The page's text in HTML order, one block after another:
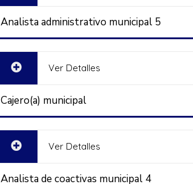
Analista administrativo municipal 5
Ver Detalles
Cajero(a) municipal
Ver Detalles
Analista de coactivas municipal 4